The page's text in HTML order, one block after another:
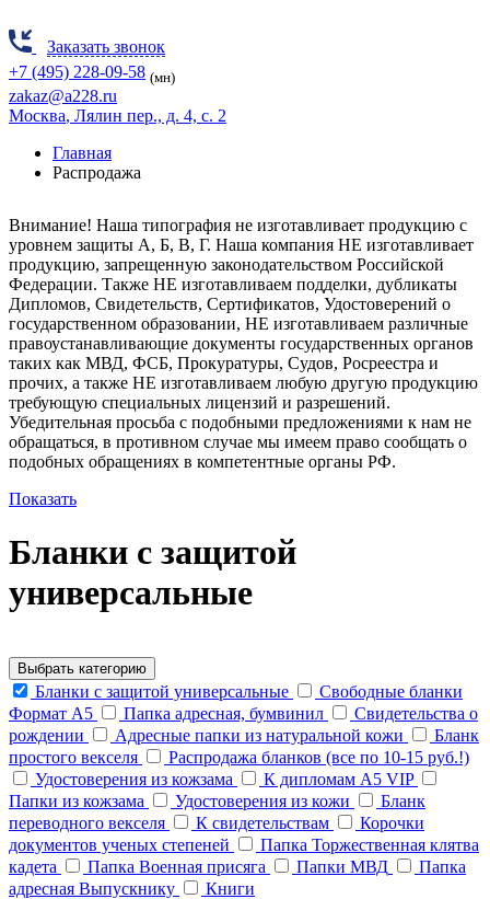
Заказать звонок
+7 (495) 228-09-58 (мн)
zakaz@a228.ru
Москва, Лялин пер., д. 4, с. 2
Главная
Распродажа
Внимание! Наша типография не изготавливает продукцию с
уровнем защиты А, Б, В, Г. Наша компания НЕ изготавливает
продукцию, запрещенную законодательством Российской
Федерации. Также НЕ изготавливаем подделки, дубликаты
Дипломов, Свидетельств, Сертификатов, Удостоверений о
государственном образовании, НЕ изготавливаем различные
правоустанавливающие документы государственных органов
таких как МВД, ФСБ, Прокуратуры, Судов, Росреестра и
прочих, а также НЕ изготавливаем любую другую продукцию
требующую специальных лицензий и разрешений.
Убедительная просьба с подобными предложениями к нам не
обращаться, в противном случае мы имеем право сообщать о
подобных обращениях в компетентные органы РФ.
Показать
Бланки с защитой
универсальные
Выбрать категорию
Бланки с защитой универсальные
Свободные бланки
Формат А5
Папка адресная, бумвинил
Свидетельства о
рождении
Адресные папки из натуральной кожи
Бланк
простого векселя
Распродажа бланков (все по 10-15 руб.!)
Удостоверения из кожзама
К дипломам А5 VIP
Папки из кожзама
Удостоверения из кожи
Бланк
переводного векселя
К свидетельствам
Корочки
документов ученых степеней
Папка Торжественная клятва
кадета
Папка Военная присяга Папки МВД
Папка
адресная Выпускнику
Книги